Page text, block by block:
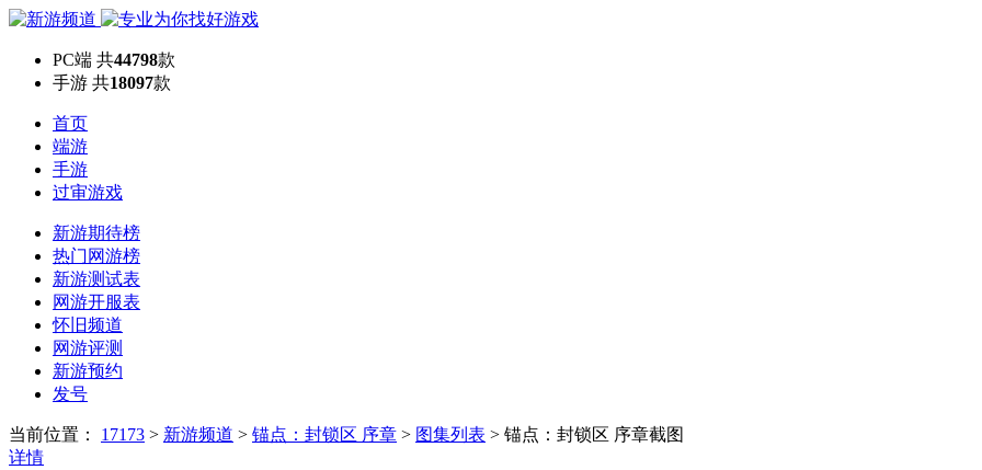
PC端 共44798款
手游 共18097款
首页
端游
手游
过审游戏
新游期待榜
热门网游榜
新游测试表
网游开服表
怀旧频道
网游评测
新游预约
发号
当前位置： 17173 > 新游频道 > 锚点：封锁区 序章 > 图集列表 > 锚点：封锁区 序章截图
详情